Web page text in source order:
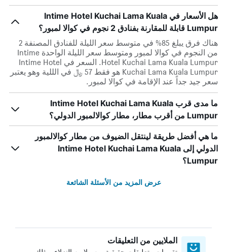
هل الأسعار في Intime Hotel Kuchai Lama Kuala
Lumpur قابلة للمقارنة بفنادق 2 نجوم في كوالا لمبور؟
هناك فرق يبلغ 85% في متوسط ​​سعر الليلة للفنادق المصنفة 2
من النجوم في كوالا لمبور ومتوسط ​​سعر الليلة الواحدة Intime
Hotel Kuchai Lama Kuala Lumpur. السعر في Intime Hotel
Kuchai Lama Kuala Lumpur هو فقط 57 ﷼ في الللية وهو يعتبر
سعر جيد جداً عند الإقامة في كوالا لمبور.
ما مدى قرب Intime Hotel Kuchai Lama Kuala
Lumpur من أقرب مطار، مطار كوالالمبور الدولي؟
ما هي أفضل طريقة لينتقل الضيوف من مطار كوالالمبور
الدولي إلى Intime Hotel Kuchai Lama Kuala
Lumpur؟
عرض المزيد من الأسئلة الشائعة
الملايين من التعليقات